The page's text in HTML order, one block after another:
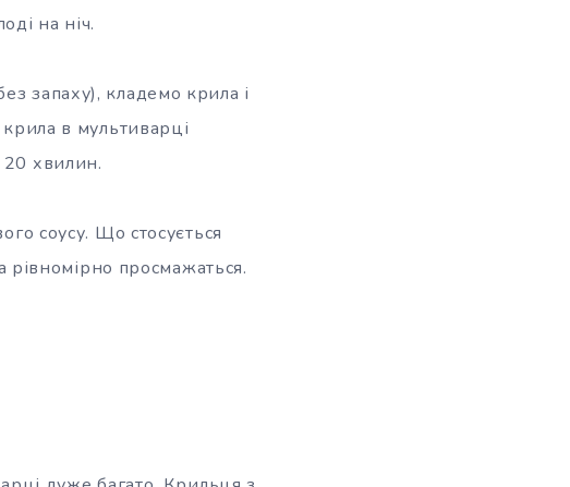
на ніч.
запаху), кладемо крила і
в мультиварці
хвилин.
соусу. Що стосується
рівномірно просмажаться.